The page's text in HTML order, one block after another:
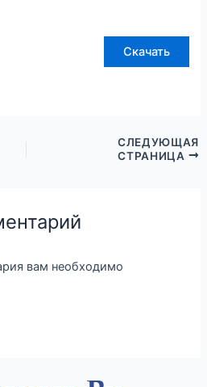
Скачать
СЛЕДУЮЩАЯ
СТРАНИЦА
вам необходимо